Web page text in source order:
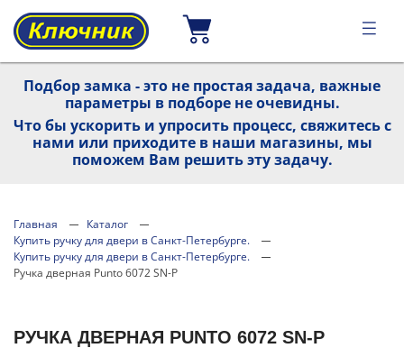
Подбор замка - это не простая задача, важные
параметры в подборе не очевидны.
Что бы ускорить и упросить процесс, свяжитесь с
нами или приходите в наши магазины, мы
поможем Вам решить эту задачу.
Главная
Каталог
Купить ручку для двери в Санкт-Петербурге.
Купить ручку для двери в Санкт-Петербурге.
Ручка дверная Punto 6072 SN-P
РУЧКА ДВЕРНАЯ PUNTO 6072 SN-P